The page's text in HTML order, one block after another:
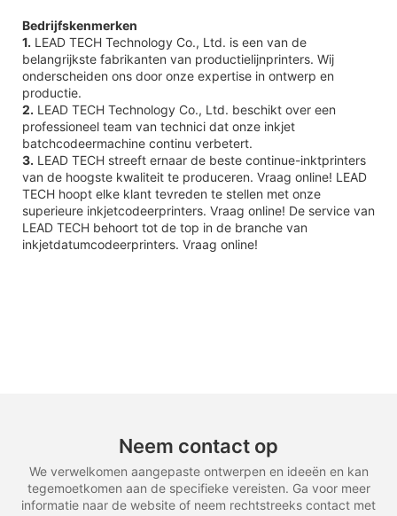
Bedrijfskenmerken
1. LEAD TECH Technology Co., Ltd. is een van de
belangrijkste fabrikanten van productielijnprinters. Wij
onderscheiden ons door onze expertise in ontwerp en
productie.
2. LEAD TECH Technology Co., Ltd. beschikt over een
professioneel team van technici dat onze inkjet
batchcodeermachine continu verbetert.
3. LEAD TECH streeft ernaar de beste continue-inktprinters
van de hoogste kwaliteit te produceren. Vraag online! LEAD
TECH hoopt elke klant tevreden te stellen met onze
superieure inkjetcodeerprinters. Vraag online! De service van
LEAD TECH behoort tot de top in de branche van
inkjetdatumcodeerprinters. Vraag online!
Neem contact op
We verwelkomen aangepaste ontwerpen en ideeën en kan
tegemoetkomen aan de specifieke vereisten. Ga voor meer
informatie naar de website of neem rechtstreeks contact met